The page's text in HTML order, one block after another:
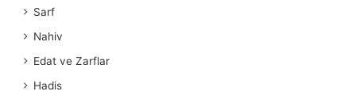
Sarf
Nahiv
Edat ve Zarflar
Hadis